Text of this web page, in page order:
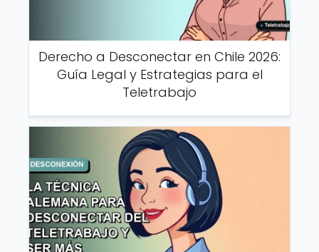
Derecho a Desconectar en Chile 2026:
Guía Legal y Estrategias para el
Teletrabajo